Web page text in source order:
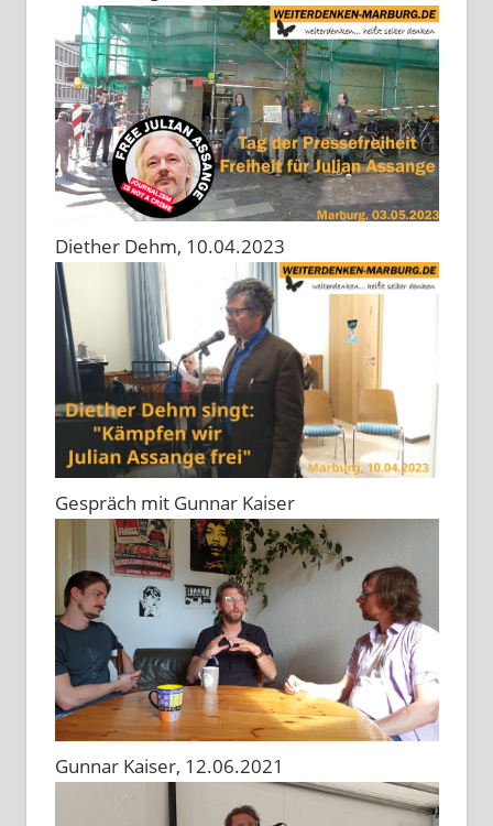
Diether Dehm, 10.04.2023
Gespräch mit Gunnar Kaiser
Gunnar Kaiser, 12.06.2021